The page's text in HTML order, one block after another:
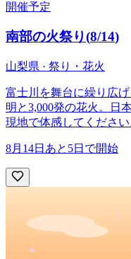
開催予定
南部の火祭り(8/14)
山梨県 · 祭り・花火
富士川を舞台に繰り広
明と3,000発の花火。日
現地で体感してください
8月14日 あと5日で開始